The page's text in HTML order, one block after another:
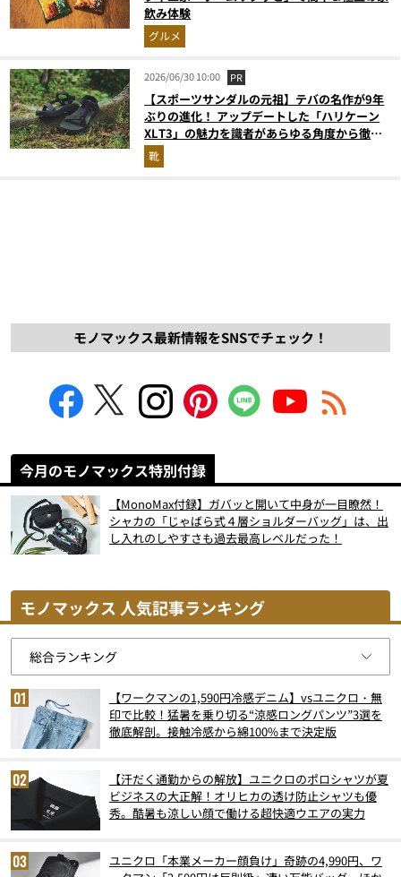
飲み体験
グルメ
2026/06/30 10:00 PR
【スポーツサンダルの元祖】テバの名作が9年
ぶりの進化！ アップデートした「ハリケーン
XLT3」の魅力を識者があらゆる角度から徹底
解説！
靴
モノマックス最新情報をSNSでチェック！
今月のモノマックス特別付録
【MonoMax付録】ガバッと開いて中身が一目瞭然！
シャカの「じゃばら式４層ショルダーバッグ」は、出
し入れのしやすさも過去最高レベルだった！
モノマックス 人気記事ランキング
【ワークマンの1,590円冷感デニム】vsユニクロ・無
印で比較！猛暑を乗り切る“涼感ロングパンツ”3選を
徹底解剖。接触冷感から綿100%まで決定版
【汗だく通勤からの解放】ユニクロのポロシャツが夏
ビジネスの大正解！オリヒカの透け防止シャツも優
秀。酷暑も涼しい顔で働ける超快適ウエアの実力
ユニクロ「本業メーカー顔負け」奇跡の4,990円、ワ